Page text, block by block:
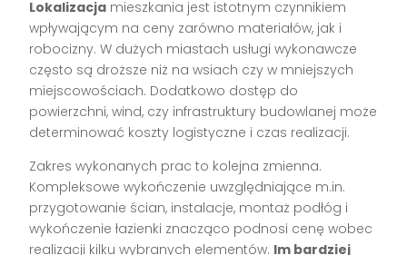
Lokalizacja mieszkania jest istotnym czynnikiem
wpływającym na ceny zarówno materiałów, jak i
robocizny. W dużych miastach usługi wykonawcze
często są droższe niż na wsiach czy w mniejszych
miejscowościach. Dodatkowo dostęp do
powierzchni, wind, czy infrastruktury budowlanej może
determinować koszty logistyczne i czas realizacji.
Zakres wykonanych prac to kolejna zmienna.
Kompleksowe wykończenie uwzględniające m.in.
przygotowanie ścian, instalacje, montaż podłóg i
wykończenie łazienki znacząco podnosi cenę wobec
realizacji kilku wybranych elementów. Im bardziej